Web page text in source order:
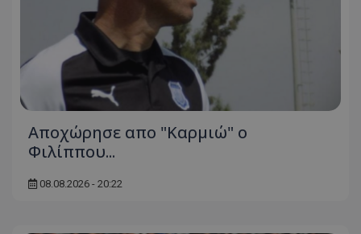
Aποχώρησε απο "Καρμιώ" ο
Φιλίππου...
08.08.2026 - 20:22